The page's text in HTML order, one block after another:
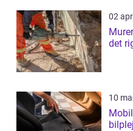
02
Murer
det
10
Mobil